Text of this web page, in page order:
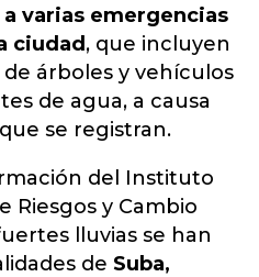
varias emergencias
ciudad , que incluyen
árboles y vehículos
de agua, a causa
se registran.
del Instituto
Riesgos y Cambio
lluvias se han
de Suba,